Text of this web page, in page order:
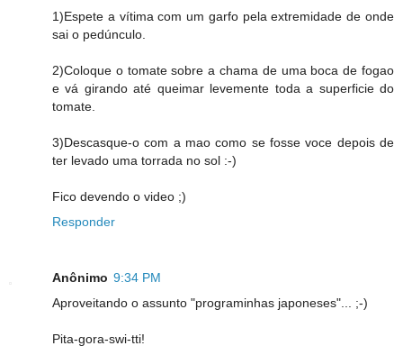
1)Espete a vítima com um garfo pela extremidade de onde
sai o pedúnculo.
2)Coloque o tomate sobre a chama de uma boca de fogao
e vá girando até queimar levemente toda a superficie do
tomate.
3)Descasque-o com a mao como se fosse voce depois de
ter levado uma torrada no sol :-)
Fico devendo o video ;)
Responder
Anônimo 9:34 PM
Aproveitando o assunto "programinhas japoneses"... ;-)
Pita-gora-swi-tti!